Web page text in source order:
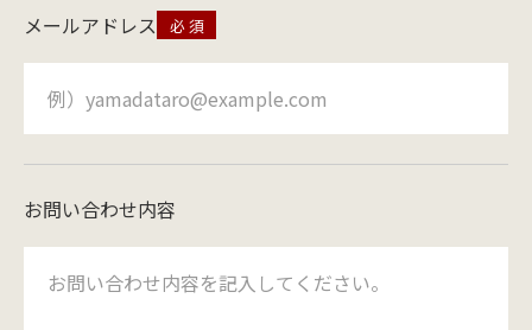
メールアドレス
お問い合わせ内容